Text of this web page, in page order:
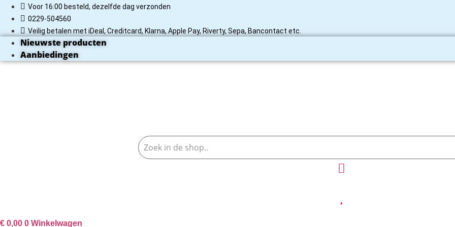
naar
inhoud
Voor 16:00 besteld, dezelfde dag verzonden
0229-504560
Veilig betalen met iDeal, Creditcard, Klarna, Apple Pay, Riverty, Sepa, Bancontact etc.
Nieuwste producten
Aanbiedingen
€ 0,00 0 Winkelwagen